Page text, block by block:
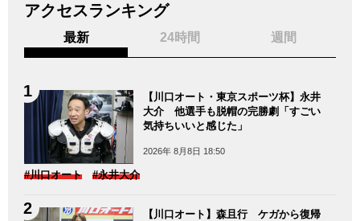
アクセスランキング
最新 24時間 週間
【川口オート・東京スポーツ杯】永井
大介 他選手も脱帽の完勝劇「すごい
気持ちいいと感じた」
2026年 8月8日 18:50
#川口オート #永井大介
【川口オート】森且行 ケガから復帰